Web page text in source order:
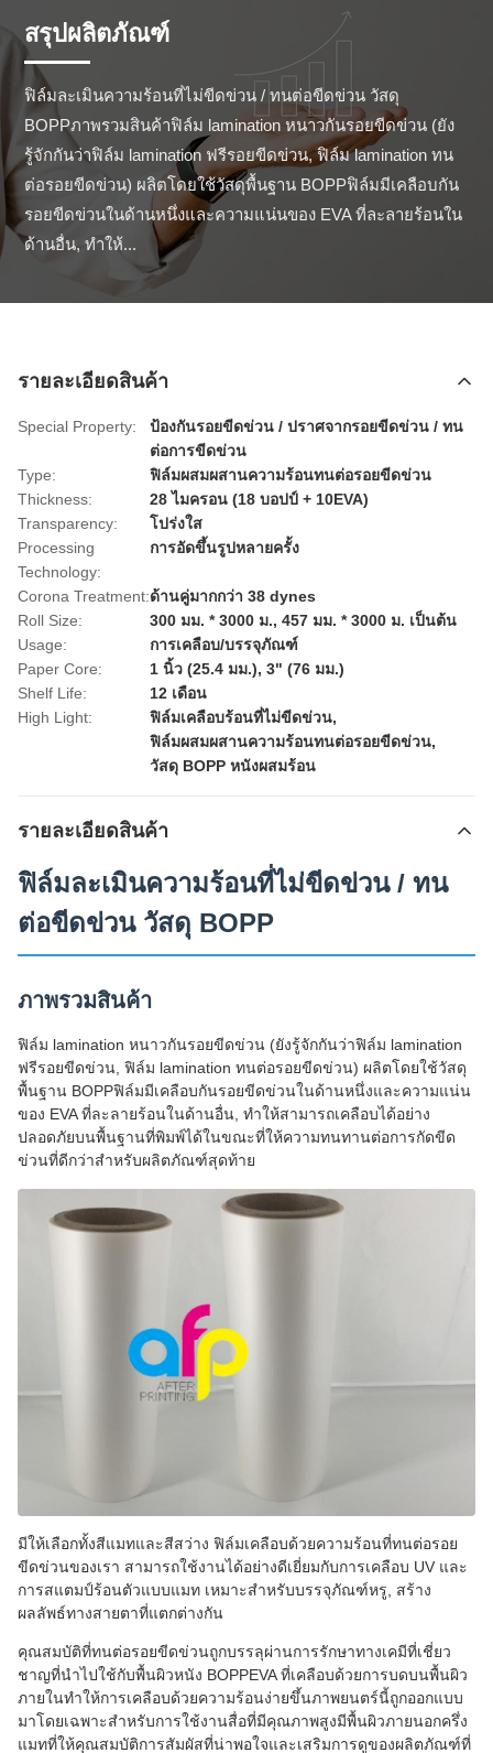
สรุปผลิตภัณฑ์
ฟิล์มละเมินความร้อนที่ไม่ขีดข่วน / ทนต่อขีดข่วน วัสดุ
BOPPภาพรวมสินค้าฟิล์ม lamination หนาวกันรอยขีดข่วน (ยัง
รู้จักกันว่าฟิล์ม lamination ฟรีรอยขีดข่วน, ฟิล์ม lamination ทน
ต่อรอยขีดข่วน) ผลิตโดยใช้วัสดุพื้นฐาน BOPPฟิล์มมีเคลือบกัน
รอยขีดข่วนในด้านหนึ่งและความแน่นของ EVA ที่ละลายร้อนใน
ด้านอื่น, ทําให้...
รายละเอียดสินค้า
Special Property:
ป้องกันรอยขีดข่วน / ปราศจากรอยขีดข่วน / ทน
ต่อการขีดข่วน
Type:
ฟิล์มผสมผสานความร้อนทนต่อรอยขีดข่วน
Thickness:
28 ไมครอน (18 บอปป์ + 10EVA)
Transparency:
โปร่งใส
Processing
Technology:
การอัดขึ้นรูปหลายครั้ง
Corona Treatment:ด้านคู่มากกว่า 38 dynes
Roll Size:
300 มม. * 3000 ม., 457 มม. * 3000 ม. เป็นต้น
Usage:
การเคลือบ/บรรจุภัณฑ์
Paper Core:
1 นิ้ว (25.4 มม.), 3" (76 มม.)
Shelf Life:
12 เดือน
High Light:
ฟิล์มเคลือบร้อนที่ไม่ขีดข่วน,
ฟิล์มผสมผสานความร้อนทนต่อรอยขีดข่วน,
วัสดุ BOPP หนังผสมร้อน
รายละเอียดสินค้า
ฟิล์มละเมินความร้อนที่ไม่ขีดข่วน / ทน
ต่อขีดข่วน วัสดุ BOPP
ภาพรวมสินค้า
ฟิล์ม lamination หนาวกันรอยขีดข่วน (ยังรู้จักกันว่าฟิล์ม lamination
ฟรีรอยขีดข่วน, ฟิล์ม lamination ทนต่อรอยขีดข่วน) ผลิตโดยใช้วัสดุ
พื้นฐาน BOPPฟิล์มมีเคลือบกันรอยขีดข่วนในด้านหนึ่งและความแน่น
ของ EVA ที่ละลายร้อนในด้านอื่น, ทําให้สามารถเคลือบได้อย่าง
ปลอดภัยบนพื้นฐานที่พิมพ์ได้ในขณะที่ให้ความทนทานต่อการกัดขีด
ข่วนที่ดีกว่าสําหรับผลิตภัณฑ์สุดท้าย
มีให้เลือกทั้งสีแมทและสีสว่าง ฟิล์มเคลือบด้วยความร้อนที่ทนต่อรอย
ขีดข่วนของเรา สามารถใช้งานได้อย่างดีเยี่ยมกับการเคลือบ UV และ
การสแตมป์ร้อนตัวแบบแมท เหมาะสําหรับบรรจุภัณฑ์หรู, สร้าง
ผลลัพธ์ทางสายตาที่แตกต่างกัน
คุณสมบัติที่ทนต่อรอยขีดข่วนถูกบรรลุผ่านการรักษาทางเคมีที่เชี่ยว
ชาญที่นําไปใช้กับพื้นผิวหนัง BOPPEVA ที่เคลือบด้วยการบดบนพื้นผิว
ภายในทําให้การเคลือบด้วยความร้อนง่ายขึ้นภาพยนตร์นี้ถูกออกแบบ
มาโดยเฉพาะสําหรับการใช้งานสื่อที่มีคุณภาพสูงมีพื้นผิวภายนอกครึ่ง
แมทที่ให้คุณสมบัติการสัมผัสที่น่าพอใจและเสริมการดูของผลิตภัณฑ์ที่